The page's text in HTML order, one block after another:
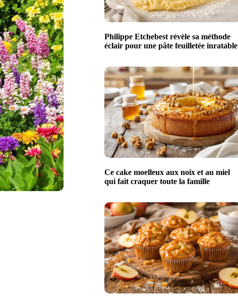
Philippe Etchebest révèle sa méthode
éclair pour une pâte feuilletée inratable
Ce cake moelleux aux noix et au miel
qui fait craquer toute la famille